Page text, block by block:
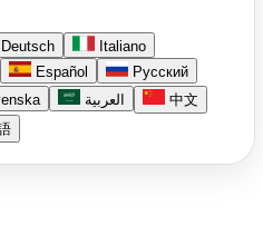
Deutsch
Italiano
Español
Русский
العربية
中文